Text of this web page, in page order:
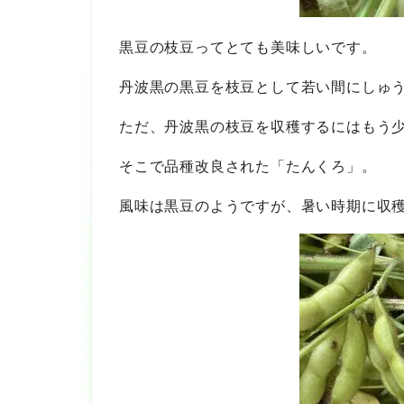
黒豆の枝豆ってとても美味しいです。
丹波黒の黒豆を枝豆として若い間にしゅ
ただ、丹波黒の枝豆を収穫するにはもう
そこで品種改良された「たんくろ」。
風味は黒豆のようですが、暑い時期に収